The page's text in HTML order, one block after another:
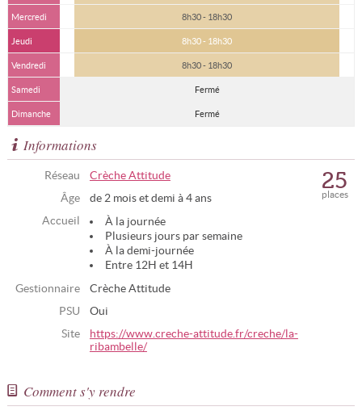
Mercredi 8h30 - 18h30
Jeudi 8h30 - 18h30
Vendredi 8h30 - 18h30
Samedi Fermé
Dimanche Fermé
Informations
Réseau
Crèche Attitude
Âge
de 2 mois et demi à 4 ans
Accueil
À la journée
Plusieurs jours par semaine
À la demi-journée
Entre 12H et 14H
Gestionnaire
Crèche Attitude
PSU
Oui
Site
https://www.creche-attitude.fr/creche/la-
ribambelle/
places
25
Comment s'y rendre